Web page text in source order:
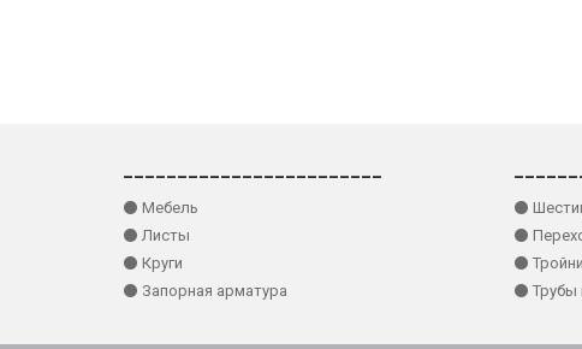
⚫ Мебель
⚫ Листы
⚫ Круги
⚫ Запорная арматура
⚫
⚫
⚫
⚫ Трубы